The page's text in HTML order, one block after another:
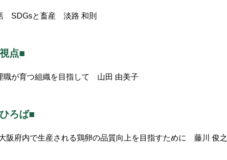
SDGsと畜産 淡路 和則
点■
職が育つ組織を目指して 山田 由美子
ろば■
阪府内で生産される鶏卵の品質向上を目指すために 藤川 俊之